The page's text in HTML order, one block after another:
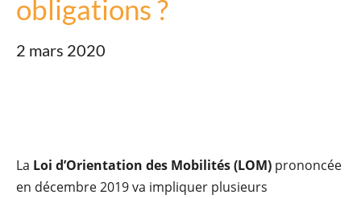
obligations ?
2 mars 2020
La Loi d’Orientation des Mobilités (LOM) prononcée
en décembre 2019 va impliquer plusieurs